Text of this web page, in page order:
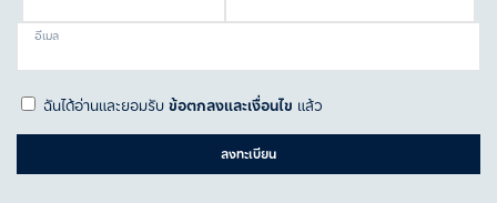
อีเมล
ฉันได้อ่านและยอมรับข้อตกลงและเงื่อนไข แล้ว
ลงทะเบียน